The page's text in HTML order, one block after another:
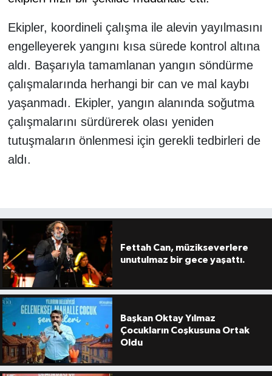
Ekipler, koordineli çalışma ile alevin yayılmasını
engelleyerek yangını kısa sürede kontrol altına
aldı. Başarıyla tamamlanan yangın söndürme
çalışmalarında herhangi bir can ve mal kaybı
yaşanmadı. Ekipler, yangın alanında soğutma
çalışmalarını sürdürerek olası yeniden
tutuşmaların önlenmesi için gerekli tedbirleri de
aldı.
Fettah Can, müzikseverlere
unutulmaz bir gece yaşattı.
Başkan Oktay Yılmaz
Çocukların Coşkusuna Ortak
Oldu